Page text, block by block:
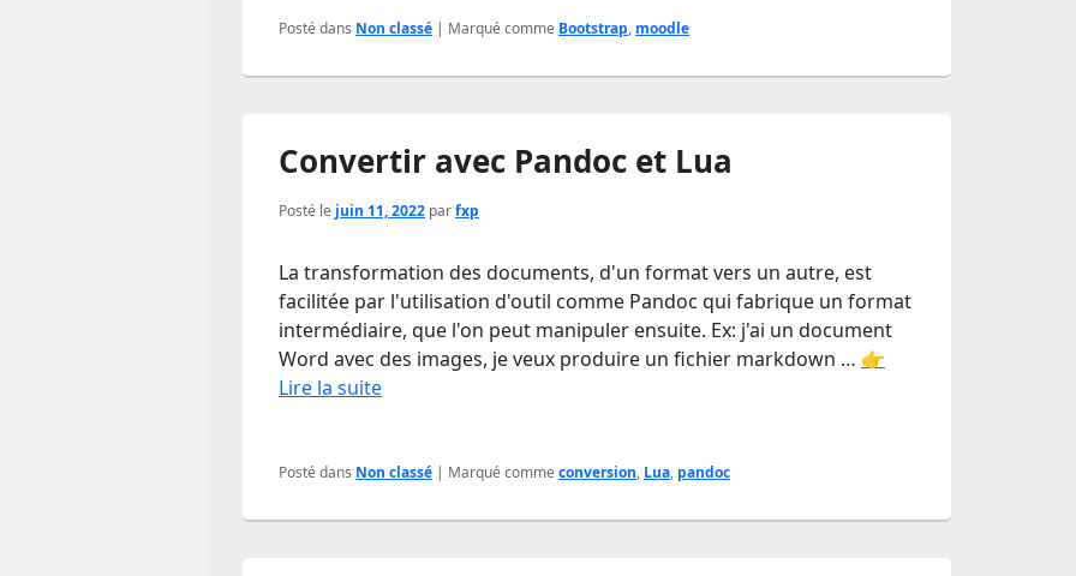
Posté dans Non classé | Marqué comme Bootstrap, moodle
Convertir avec Pandoc et Lua
Posté le juin 11, 2022 parfxp
La transformation des documents, d'un format vers un autre, est
facilitée par l'utilisation d'outil comme Pandoc qui fabrique un format
intermédiaire, que l'on peut manipuler ensuite. Ex: j'ai un document
Word avec des images, je veux produire un fichier markdown … 👉
Lire la suite
Posté dans Non classé | Marqué comme conversion, Lua, pandoc